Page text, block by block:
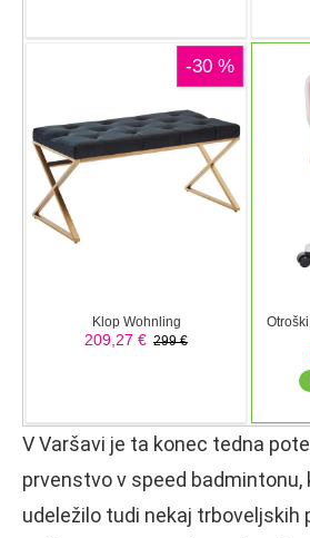
V Varšavi je ta konec tedna
prvenstvo v speed badmintonu,
udeležilo tudi nekaj trboveljskih